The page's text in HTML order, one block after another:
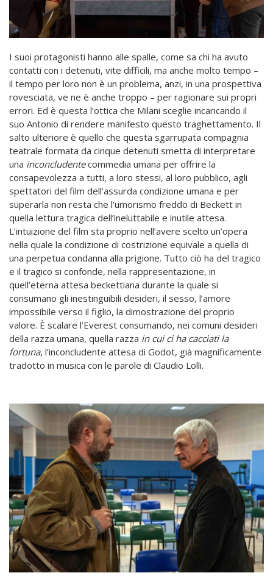
I suoi protagonisti hanno alle spalle, come sa chi ha avuto
contatti con i detenuti, vite difficili, ma anche molto tempo –
il tempo per loro non è un problema, anzi, in una prospettiva
rovesciata, ve ne è anche troppo – per ragionare sui propri
errori. Ed è questa l’ottica che Milani sceglie incaricando il
suo Antonio di rendere manifesto questo traghettamento. Il
salto ulteriore è quello che questa sgarrupata compagnia
teatrale formata da cinque detenuti smetta di interpretare
una inconcludentecommedia umana per offrire la
consapevolezza a tutti, a loro stessi, al loro pubblico, agli
spettatori del film dell’assurda condizione umana e per
superarla non resta che l’umorismo freddo di Beckett in
quella lettura tragica dell’ineluttabile e inutile attesa.
L’intuizione del film sta proprio nell’avere scelto un’opera
nella quale la condizione di costrizione equivale a quella di
una perpetua condanna alla prigione. Tutto ciò ha del tragico
e il tragico si confonde, nella rappresentazione, in
quell’eterna attesa beckettiana durante la quale si
consumano gli inestinguibili desideri, il sesso, l’amore
impossibile verso il figlio, la dimostrazione del proprio
valore. È scalare l’Everest consumando, nei comuni desideri
della razza umana, quella razza in cui ci ha cacciati la
fortuna, l’inconcludente attesa di Godot, già magnificamente
tradotto in musica con le parole di Claudio Lolli.